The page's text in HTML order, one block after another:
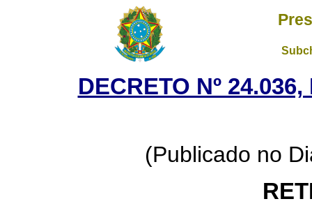
DECRETO Nº
(Publicado no